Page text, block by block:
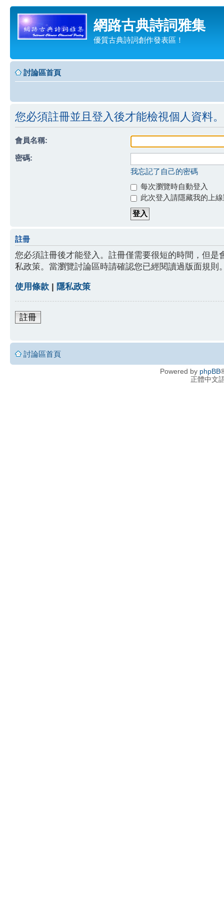
網路古典詩詞雅集
優質古典詩詞創作發表區！
討論區首頁
您必須註冊並且登入後才能檢視個人資料。
會員名稱:
密碼:
我忘記了自己的密碼
每次瀏覽時自動登入
此次登入請隱藏我的上
註冊
您必須註冊後才能登入。註冊僅需要很短的時間，但
私政策。當瀏覽討論區時請確認您已經閱讀過版面規則
使用條款 | 隱私政策
註冊
討論區首頁
Powered by phpBB
正體中文